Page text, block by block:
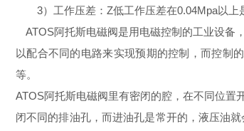
3）工作压差：Z低工作压差在0.04Mpa以上
ATOS阿托斯电磁阀是用电磁控制的工业设备
以配合不同的电路来实现预期的控制，而控制
等。
ATOS阿托斯电磁阀里有密闭的腔，在不同位置
闭不同的排油孔，而进油孔是常开的，液压油